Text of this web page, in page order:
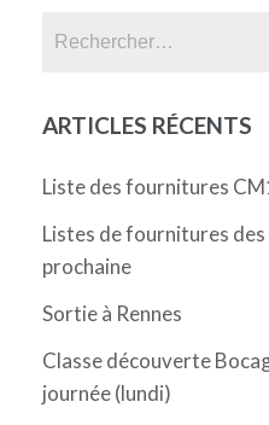
ARTICLES RÉCENTS
Liste des fournitures
Listes de fournitures des
prochaine
Sortie à Rennes
Classe découverte
journée (lundi)